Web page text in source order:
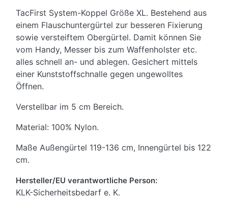
TacFirst System-Koppel Größe XL. Bestehend aus
einem Flauschuntergürtel zur besseren Fixierung
sowie versteiftem Obergürtel. Damit können Sie
vom Handy, Messer bis zum Waffenholster etc.
alles schnell an- und ablegen. Gesichert mittels
einer Kunststoffschnalle gegen ungewolltes
Öffnen.
Verstellbar im 5 cm Bereich.
Material: 100% Nylon.
Maße Außengürtel 119-136 cm, Innengürtel bis 122
cm.
Hersteller/EU verantwortliche Person:
KLK-Sicherheitsbedarf e. K.